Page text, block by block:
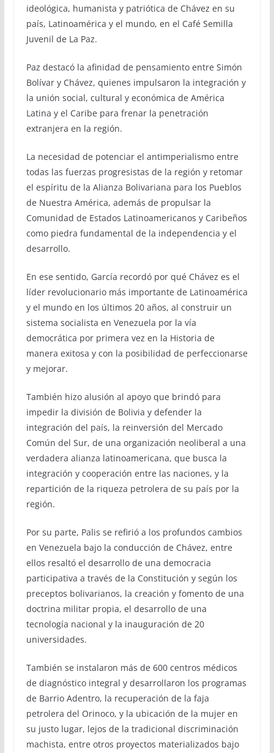
ideológica, humanista y patriótica de Chávez en su
país, Latinoamérica y el mundo, en el Café Semilla
Juvenil de La Paz.
Paz destacó la afinidad de pensamiento entre Simón
Bolívar y Chávez, quienes impulsaron la integración y
la unión social, cultural y económica de América
Latina y el Caribe para frenar la penetración
extranjera en la región.
La necesidad de potenciar el antimperialismo entre
todas las fuerzas progresistas de la región y retomar
el espíritu de la Alianza Bolivariana para los Pueblos
de Nuestra América, además de propulsar la
Comunidad de Estados Latinoamericanos y Caribeños
como piedra fundamental de la independencia y el
desarrollo.
En ese sentido, García recordó por qué Chávez es el
líder revolucionario más importante de Latinoamérica
y el mundo en los últimos 20 años, al construir un
sistema socialista en Venezuela por la vía
democrática por primera vez en la Historia de
manera exitosa y con la posibilidad de perfeccionarse
y mejorar.
También hizo alusión al apoyo que brindó para
impedir la división de Bolivia y defender la
integración del país, la reinversión del Mercado
Común del Sur, de una organización neoliberal a una
verdadera alianza latinoamericana, que busca la
integración y cooperación entre las naciones, y la
repartición de la riqueza petrolera de su país por la
región.
Por su parte, Palis se refirió a los profundos cambios
en Venezuela bajo la conducción de Chávez, entre
ellos resaltó el desarrollo de una democracia
participativa a través de la Constitución y según los
preceptos bolivarianos, la creación y fomento de una
doctrina militar propia, el desarrollo de una
tecnología nacional y la inauguración de 20
universidades.
También se instalaron más de 600 centros médicos
de diagnóstico integral y desarrollaron los programas
de Barrio Adentro, la recuperación de la faja
petrolera del Orinoco, y la ubicación de la mujer en
su justo lugar, lejos de la tradicional discriminación
machista, entre otros proyectos materializados bajo